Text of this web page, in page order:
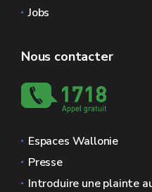
Jobs
Nous contacter
Espaces Wallonie
Presse
Introduire une plainte